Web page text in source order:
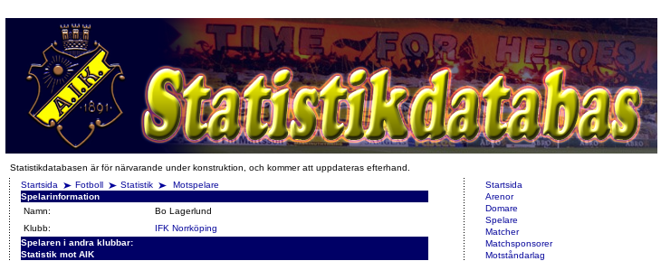
Statistikdatabasen är för närvarande under konstruktion, och kommer att uppdateras efterhand.
Startsida
Fotboll Statistik
Motspelare
Spelarinformation
Namn:
Bo Lagerlund
Klubb:
IFK Norrköping
Spelaren i andra klubbar:
Statistik mot AIK
Startsida
Arenor
Domare
Spelare
Matcher
Matchsponsorer
Motståndarlag